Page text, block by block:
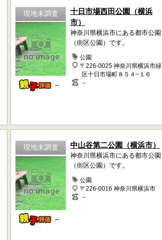
現地未調査
－
十日市場西田公園（横浜
市）
神奈川県横浜市にある都市公園
（街区公園）です。
公園
〒226-0025 神奈川県横浜市緑
区十日市場町８５４−１６
－
現地未調査
－
中山谷第二公園（横浜市）
神奈川県横浜市にある都市公園
（街区公園）です。
公園
〒226-0016 神奈川県横浜市
－